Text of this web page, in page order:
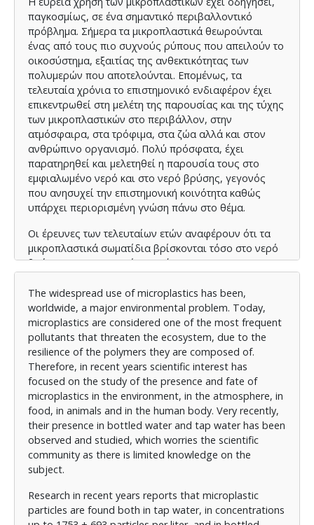
παγκοσμίως, σε ένα σημαντικό περιβαλλοντικό
πρόβλημα. Σήμερα τα μικροπλαστικά θεωρούνται
ένας από τους πιο συχνούς ρύπους που απειλούν το
οικοσύστημα, εξαιτίας της ανθεκτικότητας των
πολυμερών που αποτελούνται. Επομένως, τα
τελευταία χρόνια το επιστημονικό ενδιαφέρον έχει
επικεντρωθεί στη μελέτη της παρουσίας και της τύχης
των μικροπλαστικών στο περιβάλλον, στην
ατμόσφαιρα, στα τρόφιμα, στα ζώα αλλά και στον
ανθρώπινο οργανισμό. Πολύ πρόσφατα, έχει
παρατηρηθεί και μελετηθεί η παρουσία τους στο
εμφιαλωμένο νερό και στο νερό βρύσης, γεγονός
που ανησυχεί την επιστημονική κοινότητα καθώς
υπάρχει περιορισμένη γνώση πάνω στο θέμα.
Οι έρευνες των τελευταίων ετών αναφέρουν ότι τα
μικροπλαστικά σωματίδια βρίσκονται τόσο στο νερό
βρύσης, σε συγκεντρώσεις μέχρι και 1753 ± 693
σε συγκεντρώσεις μέχρι και 5,42 x 107σωματίδια ανά
λίτρο, με χρήση διαφόρων μεθόδων ανίχνευσης
όπως φασμοτοσκοπία Raman ή φασματοσκοπία
υπερύθρου μετασχηματισμού Fourier (FTIR).
Διάφοροι παράγοντες εντείνουν την παρουσία τους
στο εμφιαλωμένο νερό, κυρίως μηχανικές
διεργασίες, όπως η τριβή του πώματος της φιάλης ή
η καταπόνησή της κατά τη μεταφορά της, διεργασίες
κατά τον καθαρισμό των φιαλών στη βιομηχανία
καθώς και η έκθεση στην υπεριώδη ακτινοβολία UV.
Οι τρόποι επεξεργασίας για την απομάκρυνση
μικροπλαστικών από το πόσιμο νερό , θεωρούνται
αποτελεσματικοί για την απομάκρυνση σωματιδίων,
συστήματα επεξεργασίας καθορίζεται από το
μέγεθος, το επιφανειακό φορτίο και την πυκνότητα
The widespread use of microplastics has been,
worldwide, a major environmental problem. Today,
microplastics are considered one of the most frequent
pollutants that threaten the ecosystem, due to the
resilience of the polymers they are composed of.
Therefore, in recent years scientific interest has
focused on the study of the presence and fate of
microplastics in the environment, in the atmosphere, in
food, in animals and in the human body. Very recently,
their presence in bottled water and tap water has been
observed and studied, which worries the scientific
community as there is limited knowledge on the
subject.
Research in recent years reports that microplastic
particles are found both in tap water, in concentrations